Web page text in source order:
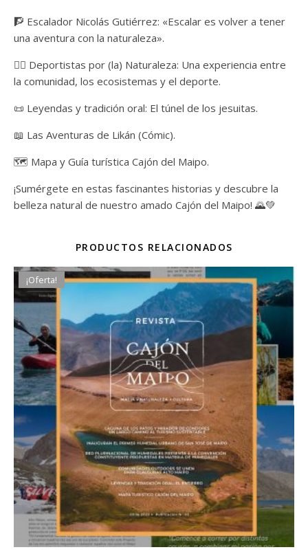
🧗 Escalador Nicolás Gutiérrez: «Escalar es volver a tener
una aventura con la naturaleza».
🤼‍♂️ Deportistas por (la) Naturaleza: Una experiencia entre
la comunidad, los ecosistemas y el deporte.
📜 Leyendas y tradición oral: El túnel de los jesuitas.
📖 Las Aventuras de Likán (Cómic).
🗺️ Mapa y Guía turística Cajón del Maipo.
¡Sumérgete en estas fascinantes historias y descubre la
belleza natural de nuestro amado Cajón del Maipo! 🌄💚
PRODUCTOS RELACIONADOS
¡Oferta!